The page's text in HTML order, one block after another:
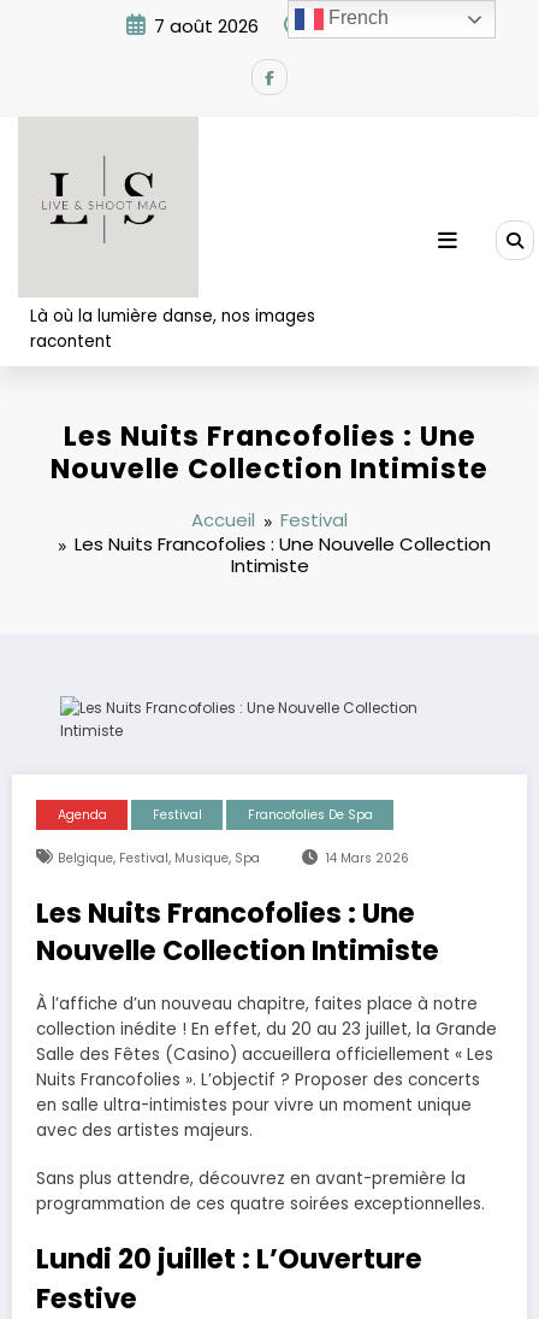
7 août 2026 4:32:46 PM
Là où la lumière danse, nos images
racontent
Les Nuits Francofolies : Une
Nouvelle Collection Intimiste
Accueil
Festival
Les Nuits Francofolies : Une Nouvelle Collection
Intimiste
Agenda Festival Francofolies De Spa
Belgique, Festival, Musique, Spa 14 Mars 2026
Les Nuits Francofolies : Une
Nouvelle Collection Intimiste
À l’affiche d’un nouveau chapitre, faites place à notre
collection inédite ! En effet, du 20 au 23 juillet, la Grande
Salle des Fêtes (Casino) accueillera officiellement « Les
Nuits Francofolies ». L’objectif ? Proposer des concerts
en salle ultra-intimistes pour vivre un moment unique
avec des artistes majeurs.
Sans plus attendre, découvrez en avant-première la
programmation de ces quatre soirées exceptionnelles.
Lundi 20 juillet : L’Ouverture
Festive
French